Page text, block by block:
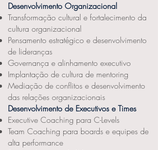
Desenvolvimento Organizacional
Transformação cultural e fortalecimento da
cultura organizacional
Pensamento estratégico e desenvolvimento
de lideranças
Governança e alinhamento executivo
Implantação de cultura de mentoring
Mediação de conflitos e desenvolvimento
das relações organizacionais
Desenvolvimento de Executivos e Times
Executive Coaching para C-Levels
Team Coaching para boards e equipes de
alta performance